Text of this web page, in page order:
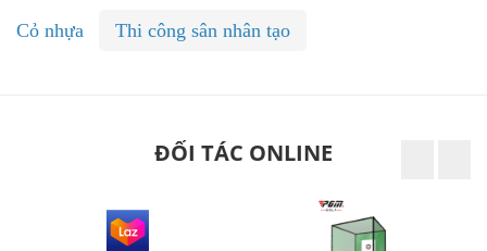
Cỏ nhựa Thi công sân nhân tạo
ĐỐI TÁC ONLINE